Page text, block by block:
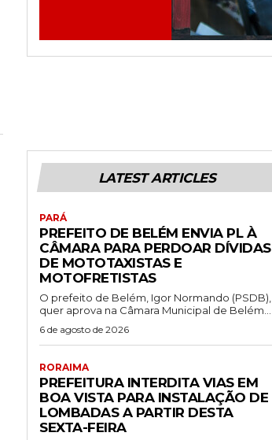
LATEST ARTICLES
PARÁ
PREFEITO DE BELÉM ENVIA PL À
CÂMARA PARA PERDOAR DÍVIDAS
DE MOTOTAXISTAS E
MOTOFRETISTAS
O prefeito de Belém, Igor Normando (PSDB),
quer aprova na Câmara Municipal de Belém...
6 de agosto de 2026
RORAIMA
PREFEITURA INTERDITA VIAS EM
BOA VISTA PARA INSTALAÇÃO DE
LOMBADAS A PARTIR DESTA
SEXTA-FEIRA